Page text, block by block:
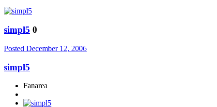
simpl5 0
Posted December 12, 2006
simpl5
Fanarea